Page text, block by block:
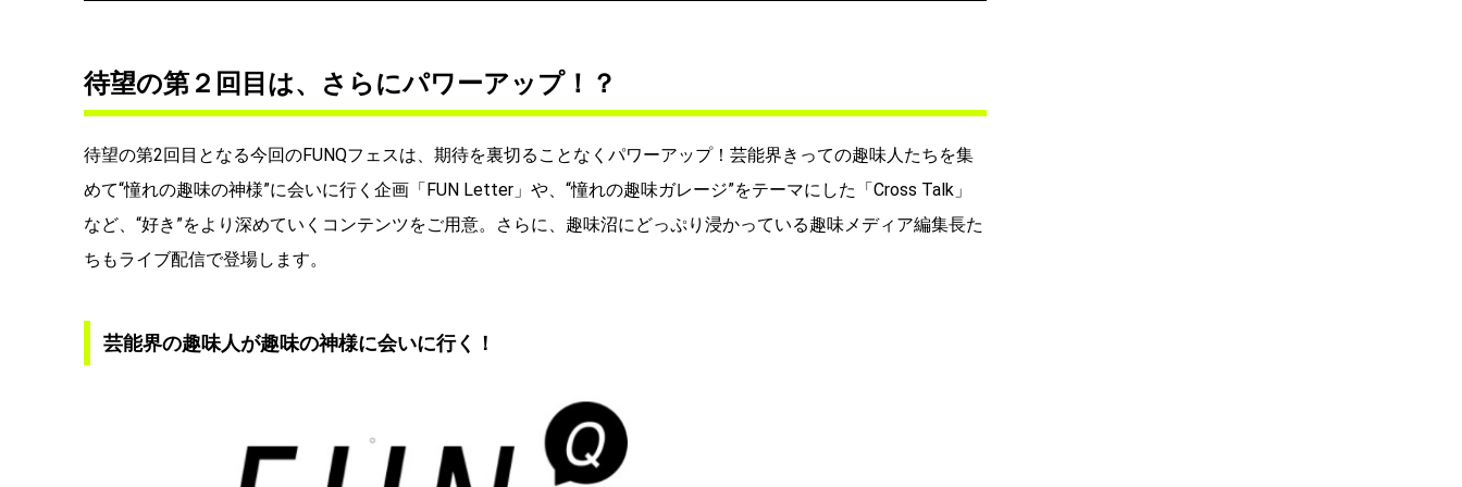
待望の第２回目は、さらにパワーアップ！？
待望の第2回目となる今回のFUNQフェスは、期待を裏切ることなくパワーアップ！芸能界きっての趣味人たちを集
めて“憧れの趣味の神様”に会いに行く企画「FUN Letter」や、“憧れの趣味ガレージ”をテーマにした「Cross Talk」
など、“好き”をより深めていくコンテンツをご用意。さらに、趣味沼にどっぷり浸かっている趣味メディア編集長た
ちもライブ配信で登場します。
芸能界の趣味人が趣味の神様に会いに行く！